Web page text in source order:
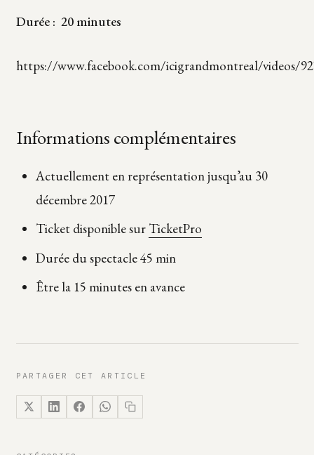
Durée : 20 minutes
https://www.facebook.com/icigrandmontreal/videos/
Informations complémentaires
Actuellement en représentation jusqu’au 30
décembre 2017
Ticket disponible sur TicketPro
Durée du spectacle 45 min
Être la 15 minutes en avance
PARTAGER CET ARTICLE